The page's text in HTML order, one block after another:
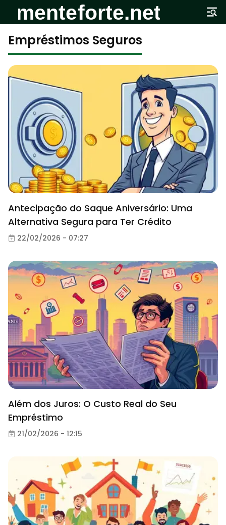
Empréstimos Seguros
Antecipação do Saque Aniversário: Uma
Alternativa Segura para Ter Crédito
22/02/2026 - 07:27
Além dos Juros: O Custo Real do Seu
Empréstimo
21/02/2026 - 12:15